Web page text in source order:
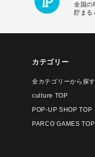
全国の
貯まる
カテゴリー
全カテゴリーから探す
culture TOP
POP-UP SHOP TOP
PARCO GAMES TOP